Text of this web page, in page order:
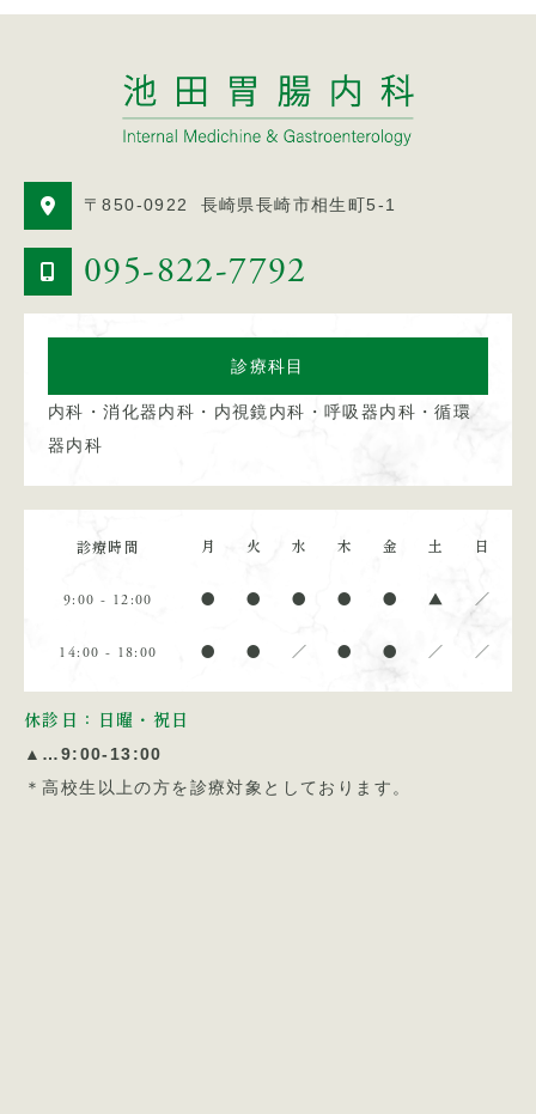
〒850-0922 長崎県長崎市相生町5-1
095-822-7792
診療科目
内科・消化器内科・内視鏡内科・呼吸器内科・循環
器内科
診療時間 月 火 水 木 金 土 日
9:00 - 12:00 ● ● ● ● ● ▲ ／
14:00 - 18:00 ● ● ／ ● ● ／ ／
休診日：日曜・祝日
▲…9:00-13:00
＊高校生以上の方を診療対象としております。